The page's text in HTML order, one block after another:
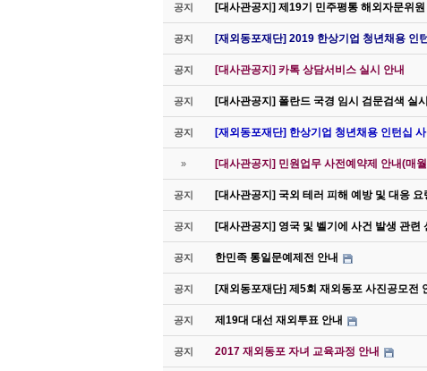
공지 [대사관공지] 제19기 민주평통 해외자문위
공지 [재외동포재단] 2019 한상기업 청년채용 인
공지 [대사관공지] 카톡 상담서비스 실시 안내
공지 [대사관공지] 폴란드 국경 임시 검문검색 실
공지 [재외동포재단] 한상기업 청년채용 인턴십
» [대사관공지] 민원업무 사전예약제 안내(매
공지 [대사관공지] 국외 테러 피해 예방 및 대응 요
공지 [대사관공지] 영국 및 벨기에 사건 발생 관련
공지 한민족 통일문예제전 안내
공지 [재외동포재단] 제5회 재외동포 사진공모전
공지 제19대 대선 재외투표 안내
공지 2017 재외동포 자녀 교육과정 안내